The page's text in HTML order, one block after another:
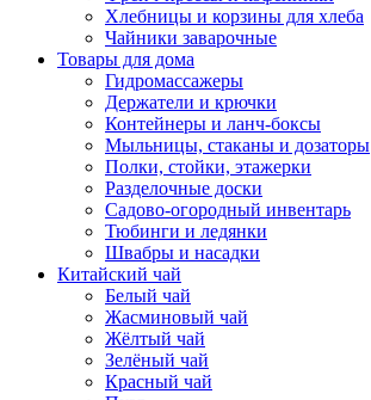
Хлебницы и корзины для хлеба
Чайники заварочные
Товары для дома
Гидромассажеры
Держатели и крючки
Контейнеры и ланч-боксы
Мыльницы, стаканы и дозаторы
Полки, стойки, этажерки
Разделочные доски
Садово-огородный инвентарь
Тюбинги и ледянки
Швабры и насадки
Китайский чай
Белый чай
Жасминовый чай
Жёлтый чай
Зелёный чай
Красный чай